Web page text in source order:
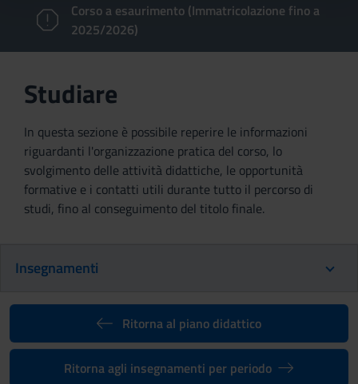
Corso a esaurimento (Immatricolazione fino a
2025/2026)
Studiare
In questa sezione è possibile reperire le informazioni
riguardanti l'organizzazione pratica del corso, lo
svolgimento delle attività didattiche, le opportunità
formative e i contatti utili durante tutto il percorso di
studi, fino al conseguimento del titolo finale.
Insegnamenti
Ritorna al piano didattico
Ritorna agli insegnamenti per periodo